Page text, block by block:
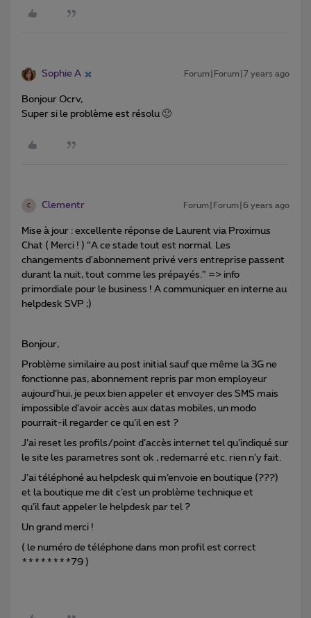
Sophie A Forum|Forum|7 years ago
Bonjour Ocrv,
Super si le problème est résolu 🙂
C Clementr Forum|Forum|6 years ago
Mise à jour : excellente réponse de Laurent via Proximus
Chat ( Merci ! ) “A ce stade tout est normal. Les
changements d'abonnement privé vers entreprise passent
durant la nuit, tout comme les prépayés.” => info
primordiale pour le business ! A communiquer en interne au
helpdesk SVP ;)
Bonjour,
Problème similaire au post initial sauf que même la 3G ne
fonctionne pas, abonnement repris par mon employeur
aujourd’hui, je peux bien appeler et envoyer des SMS mais
impossible d’avoir accès aux datas mobiles, un modo
pourrait-il regarder ce qu’il en est ?
J’ai reset les profils/point d’accès internet tel qu’indiqué sur
le site les parametres sont ok , redemarré etc. rien n’y fait.
J’ai téléphoné au helpdesk qui m’envoie en boutique (???)
et la boutique me dit c’est un problème technique et
qu’il faut appeler le helpdesk par tel ?
Un grand merci !
( le numéro de téléphone dans mon profil est correct
********79 )